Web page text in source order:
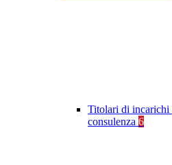
Titolari di incarichi
consulenza 6